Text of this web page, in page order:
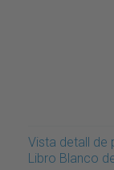
Vista detall de
Libro Blanco